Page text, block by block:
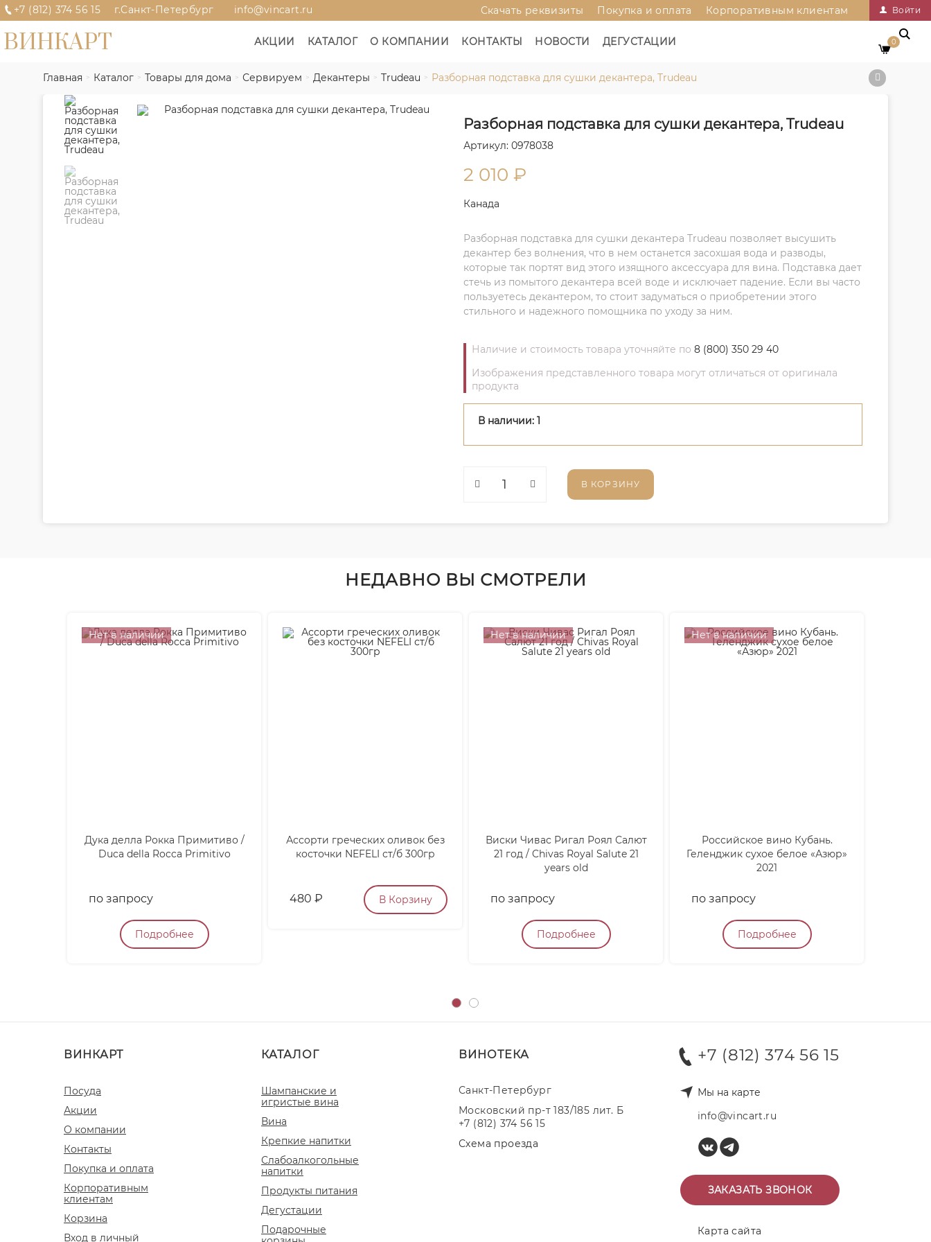
+7 (812) 374 56 15 г.Санкт-Петербург info@vincart.ru Войти
Скачать реквизиты Покупка и оплата Корпоративным клиентам
ВИНКАРТ АКЦИИ КАТАЛОГ О КОМПАНИИ КОНТАКТЫ НОВОСТИ ДЕГУСТАЦИИ 0
Главная Каталог Товары для дома Сервируем Декантеры Trudeau Разборная подставка для сушки декантера, Trudeau
Разборная подставка для сушки декантера, Trudeau
Артикул: 0978038
2 010 ₽
Канада
Разборная подставка для сушки декантера Trudeau позволяет высушить
декантер без волнения, что в нем останется засохшая вода и разводы,
которые так портят вид этого изящного аксессуара для вина. Подставка дает
стечь из помытого декантера всей воде и исключает падение. Если вы часто
пользуетесь декантером, то стоит задуматься о приобретении этого
стильного и надежного помощника по уходу за ним.
Наличие и стоимость товара уточняйте по 8 (800) 350 29 40
Изображения представленного товара могут отличаться от оригинала
продукта
В наличии: 1
В КОРЗИНУ
НЕДАВНО ВЫ СМОТРЕЛИ
Нет в наличии
Дука делла Рокка Примитиво /
Duca della Rocca Primitivo
по запросу
Подробнее
Ассорти греческих оливок без
косточки NEFELI ст/б 300гр
480 ₽ В Корзину
Нет в наличии
Виски Чивас Ригал Роял Салют
21 год / Chivas Royal Salute 21
years old
по запросу
Подробнее
Нет в наличии
Российское вино Кубань.
Геленджик сухое белое «Азюр»
2021
по запросу
Подробнее
ВИНКАРТ
Посуда
Акции
О компании
Контакты
Покупка и оплата
Корпоративным
клиентам
Корзина
Вход в личный
КАТАЛОГ
Шампанские и
игристые вина
Вина
Крепкие напитки
Слабоалкогольные
напитки
Продукты питания
Дегустации
Подарочные
ВИНОТЕКА
Санкт-Петербург
Московский пр-т 183/185 лит. Б
+7 (812) 374 56 15
Схема проезда
+7 (812) 374 56 15
Мы на карте
info@vincart.ru
ЗАКАЗАТЬ ЗВОНОК
Карта сайта